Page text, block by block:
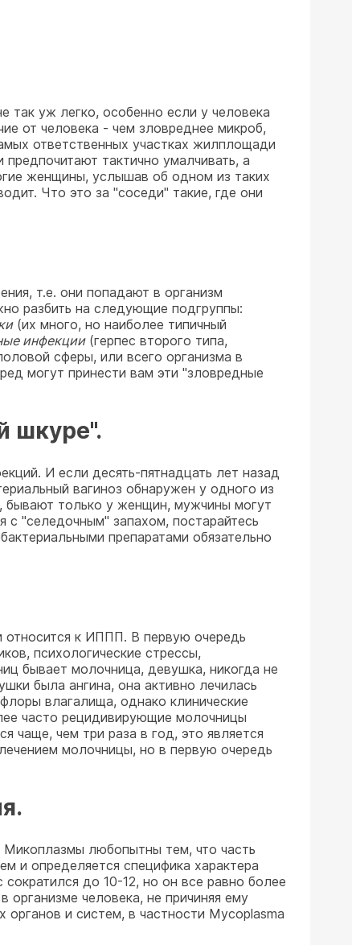
уж легко, особенно если у человека
от человека - чем зловреднее микроб,
ответственных участках жилплощади
тактично умалчивать, а
женщины, услышав об одном из таких
Что это за "соседи" такие, где они
т.е. они попадают в организм
разбить на следующие подгруппы:
(их много, но наиболее типичный
инфекции(герпес второго типа,
сферы, или всего организма в
могут принести вам эти "зловредные
шкуре".
И если десять-пятнадцать лет назад
вагиноз обнаружен у одного из
бывают только у женщин, мужчины могут
"селедочным" запахом, постарайтесь
препаратами обязательно
относится к ИППП. В первую очередь
психологические стрессы,
бывает молочница, девушка, никогда не
была ангина, она активно лечилась
влагалища, однако клинические
часто рецидивирующие молочницы
чаще, чем три раза в год, это является
молочницы, но в первую очередь
любопытны тем, что часть
и определяется специфика характера
до 10-12, но он все равно более
человека, не причиняя ему
и систем, в частности Mycoplasma